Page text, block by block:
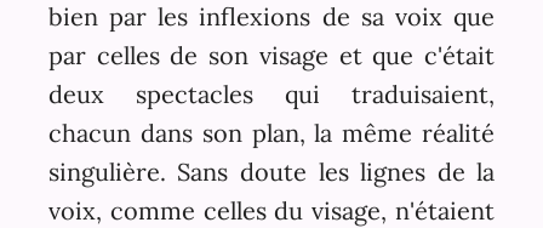
bien par les inflexions de sa voix que
par celles de son visage et que c'était
deux spectacles qui traduisaient,
chacun dans son plan, la même réalité
singulière. Sans doute les lignes de la
voix, comme celles du visage, n'étaient